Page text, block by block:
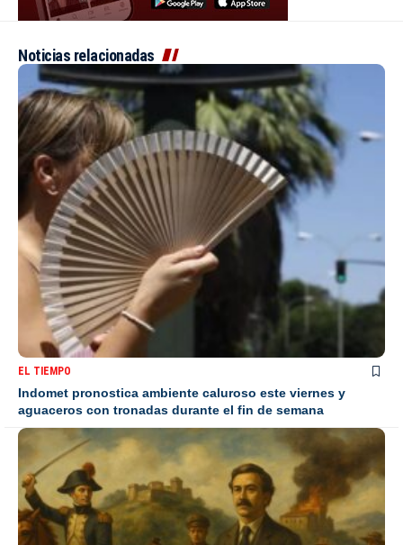
Noticias relacionadas
EL TIEMPO
Indomet pronostica ambiente caluroso este viernes y
aguaceros con tronadas durante el fin de semana